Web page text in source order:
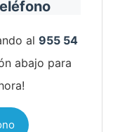
al 955 54
abajo para